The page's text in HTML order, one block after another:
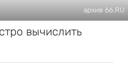
архив 66.RU
вычислить